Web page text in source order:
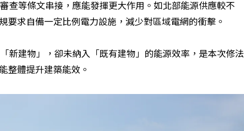
查等條文串接，應能發揮更大作用。如北部能源供應較不
要求自備一定比例電力設施，減少對區域電網的衝擊。
新建物」，卻未納入「既有建物」的能源效率，是本次修法
整體提升建築能效。